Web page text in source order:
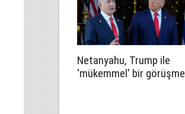
Netanyahu, Trump ile
'mükemmel' bir görüşme